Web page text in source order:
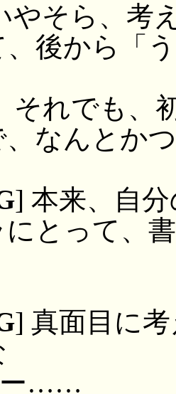
そら、考
後から「
それでも、
なんとか
] 本来、自
とって、
] 真面目に
ー……